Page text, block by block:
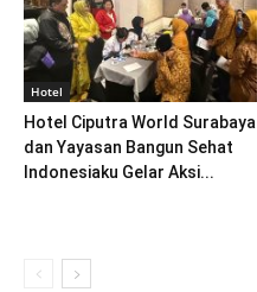
Hotel
Hotel Ciputra World Surabaya
dan Yayasan Bangun Sehat
Indonesiaku Gelar Aksi...